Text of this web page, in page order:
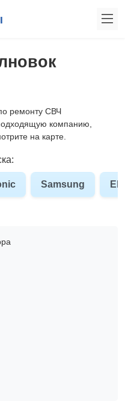
ремонту СВЧ
компанию,
на карте.
Samsung